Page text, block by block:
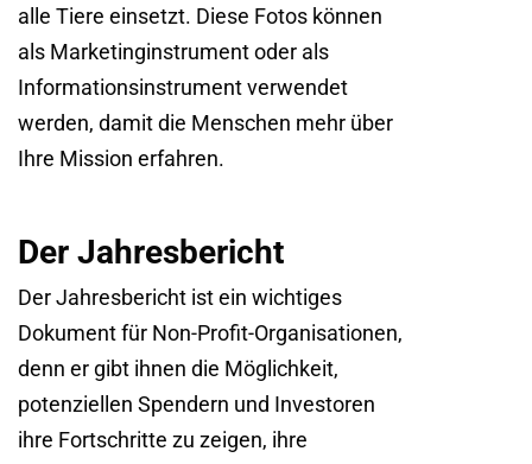
alle Tiere einsetzt. Diese Fotos können
als Marketinginstrument oder als
Informationsinstrument verwendet
werden, damit die Menschen mehr über
Ihre Mission erfahren.
Der Jahresbericht
Der Jahresbericht ist ein wichtiges
Dokument für Non-Profit-Organisationen,
denn er gibt ihnen die Möglichkeit,
potenziellen Spendern und Investoren
ihre Fortschritte zu zeigen, ihre